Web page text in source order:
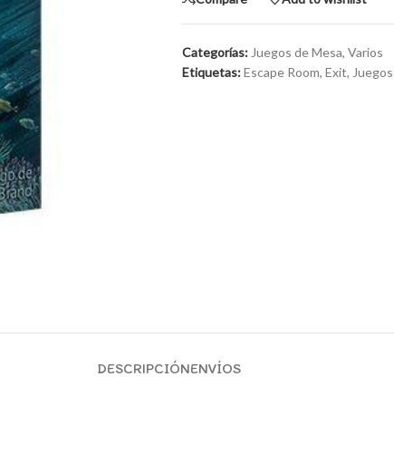
Categorías: Juegos de Mesa, Varios
Etiquetas:Escape Room, Exit, Juegos
DESCRIPCIÓNENVÍOS